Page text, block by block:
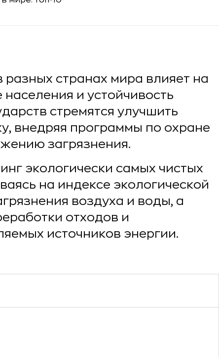
разных странах мира влияет на
и устойчивость
стремятся улучшить
внедряя программы по охране
загрязнения.
экологически самых чистых
на индексе экологической
воздуха и воды, а
отходов и
источников энергии.